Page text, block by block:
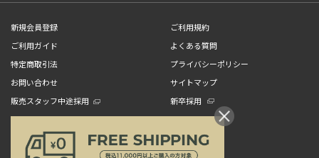
新規会員登録
ご利用規約
ご利用ガイド
よくある質問
特定商取引法
プライバシーポリシー
お問い合わせ
サイトマップ
販売スタッフ中途採用
新卒採用